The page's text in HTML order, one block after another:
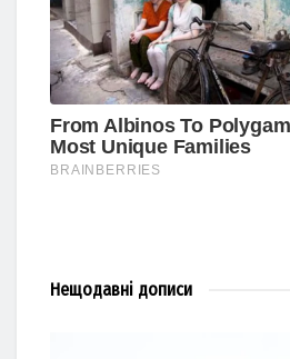
Нещодавні дописи